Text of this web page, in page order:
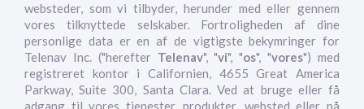
websteder, som vi tilbyder, herunder med eller gennem
vores tilknyttede selskaber. Fortroligheden af dine
personlige data er en af de vigtigste bekymringer for
Telenav Inc. ("herefter Telenav", "vi", "os", "vores") med
registreret kontor i Californien, 4655 Great America
Parkway, Suite 300, Santa Clara. Ved at bruge eller få
adgang til vores tjenester, produkter, websted eller på